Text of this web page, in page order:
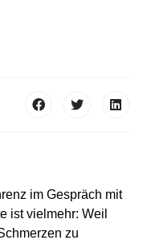
im Gespräch mit
ist vielmehr: Weil
zu